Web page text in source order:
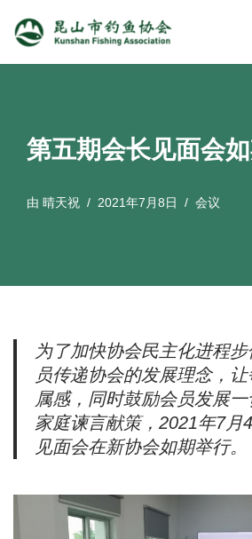
跳
第五期会长见面会
由 晴天祝 2021年7月8日 会议
为了加快协会民主化进程
员传递协会的发展理念，
属感，同时鼓励会员发展
家庭谏言献策，2021年7月
见面会在新协会如期举行。